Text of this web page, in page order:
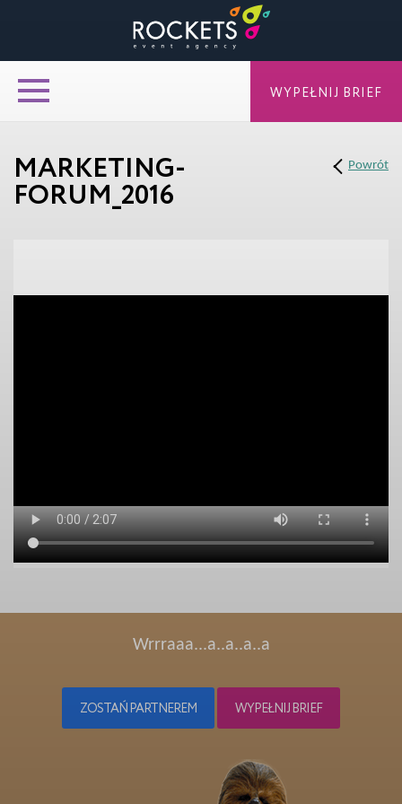
MARKETING-
FORUM_2016
Powrót
Wrrraaa...a..a..a..a
ZOSTAŃ PARTNEREM WYPEŁNIJ BRIEF
WYPEŁNIJ BRIEF